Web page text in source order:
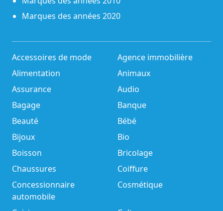
Marques des années 2020
Accessoires de mode
Agence immobilière
Alimentation
Animaux
Assurance
Audio
Bagage
Banque
Beauté
Bébé
Bijoux
Bio
Boisson
Bricolage
Chaussures
Coiffure
Concessionnaire
automobile
Cosmétique